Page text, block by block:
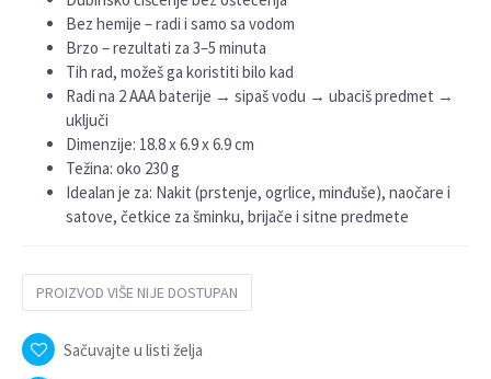
Bez hemije – radi i samo sa vodom
Brzo – rezultati za 3–5 minuta
Tih rad, možeš ga koristiti bilo kad
Radi na 2 AAA baterije → sipaš vodu → ubaciš predmet →
uključi
Dimenzije: 18.8 x 6.9 x 6.9 cm
Težina: oko 230 g
Idealan je za: Nakit (prstenje, ogrlice, minđuše), naočare i
satove, četkice za šminku, brijače i sitne predmete
PROIZVOD VIŠE NIJE DOSTUPAN
Sačuvajte u listi želja